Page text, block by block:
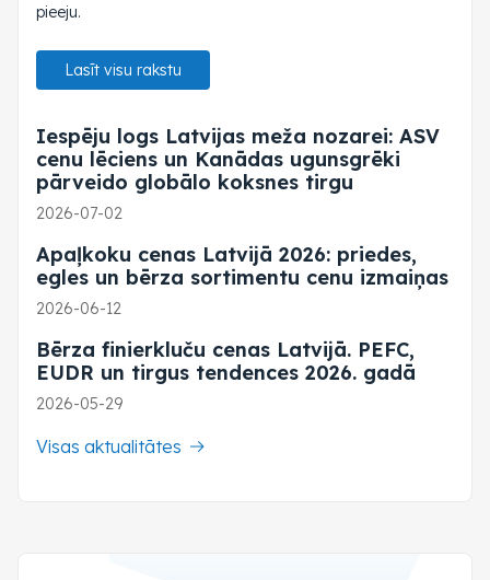
pieeju.
Lasīt visu rakstu
Iespēju logs Latvijas meža nozarei: ASV
cenu lēciens un Kanādas ugunsgrēki
pārveido globālo koksnes tirgu
2026-07-02
Apaļkoku cenas Latvijā 2026: priedes,
egles un bērza sortimentu cenu izmaiņas
2026-06-12
Bērza finierkluču cenas Latvijā. PEFC,
EUDR un tirgus tendences 2026. gadā
2026-05-29
Visas aktualitātes